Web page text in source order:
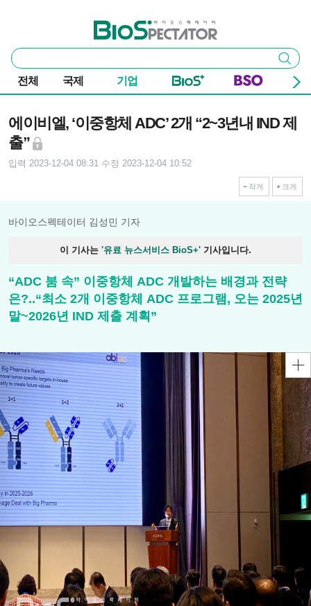
바이오스펙테이터
통
합
검
색
검색
전체 국제 기업
에이비엘, ‘이중항체 ADC’ 2개 “2~3년내 IND 제
출”
입력 2023-12-04 08:31 수정 2023-12-04 10:52
작게 크게
바이오스펙테이터 김성민 기자
이 기사는 '유료 뉴스서비스 BioS+' 기사입니다.
“ADC 붐 속” 이중항체 ADC 개발하는 배경과 전략
은?..“최소 2개 이중항체 ADC 프로그램, 오는 2025년
말~2026년 IND 제출 계획”